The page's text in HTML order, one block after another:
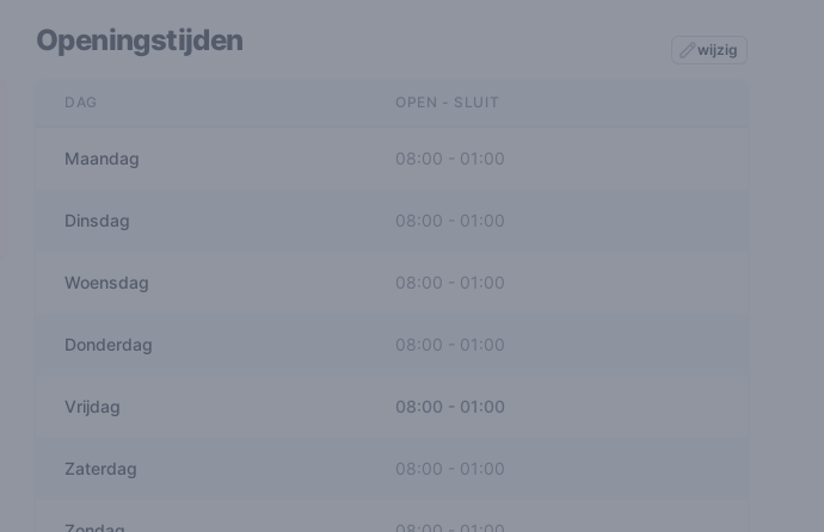
Openingstijden wijzig
DAG OPEN - SLUIT
Maandag 08:00 - 01:00
Dinsdag 08:00 01:00
Woensdag 08:00 - 01:00
Donderdag 08:00 01:00
Vrijdag 08:00 - 01:00
Zaterdag 08:00 01:00